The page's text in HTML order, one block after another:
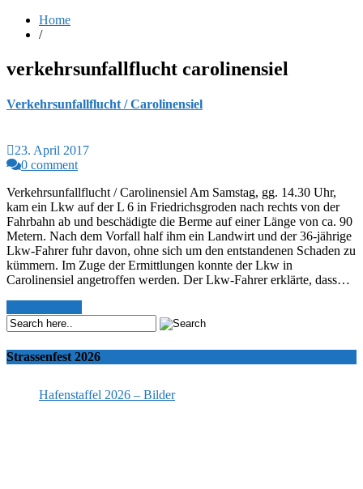
Home
/
verkehrsunfallflucht carolinensiel
Verkehrsunfallflucht / Carolinensiel
23. April 2017
0 comment
Verkehrsunfallflucht / Carolinensiel Am Samstag, gg. 14.30 Uhr,
kam ein Lkw auf der L 6 in Friedrichsgroden nach rechts von der
Fahrbahn ab und beschädigte die Berme auf einer Länge von ca. 90
Metern. Nach dem Vorfall half ihm ein Landwirt und der 36-jährige
Lkw-Fahrer fuhr davon, ohne sich um den entstandenen Schaden zu
kümmern. Im Zuge der Ermittlungen konnte der Lkw in
Carolinensiel angetroffen werden. Der Lkw-Fahrer erklärte, dass…
Strassenfest 2026
Hafenstaffel 2026 – Bilder